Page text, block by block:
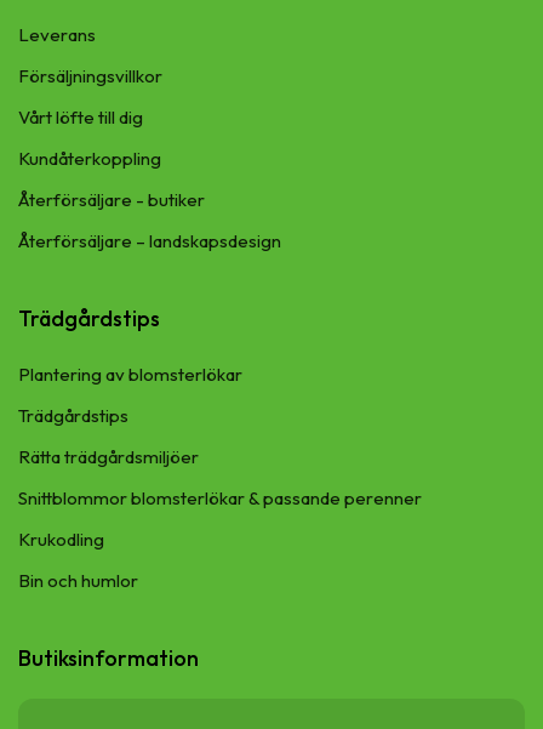
Leverans
Försäljningsvillkor
Vårt löfte till dig
Kundåterkoppling
Återförsäljare - butiker
Återförsäljare – landskapsdesign
Trädgårdstips
Plantering av blomsterlökar
Trädgårdstips
Rätta trädgårdsmiljöer
Snittblommor blomsterlökar & passande perenner
Krukodling
Bin och humlor
Butiksinformation